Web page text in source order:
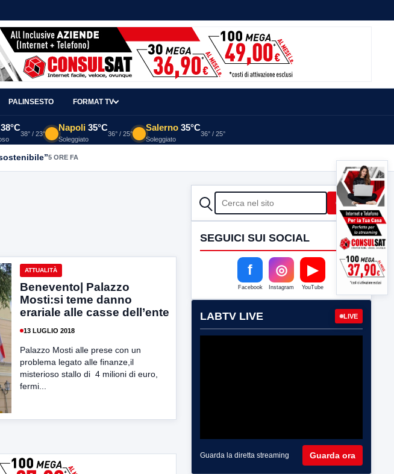
PALINSESTO FORMAT TV
38°C
38° / 23°
Napoli 35°C
Soleggiato
36° / 25°
Salerno 35°C
Soleggiato
36° / 25°
5 ORE FA
ATTUALITÀ
Benevento| Palazzo
Mosti:si teme danno
erariale alle casse dell’ente
13 LUGLIO 2018
Palazzo Mosti alle prese con un
problema legato alle finanze,il
misterioso stallo di 4 milioni di euro,
fermi...
CERCA Cerca
SEGUICI SUI SOCIAL
f
Facebook
◎
Instagram
▶
YouTube
LABTV LIVE LIVE
Guarda la diretta streaming Guarda ora